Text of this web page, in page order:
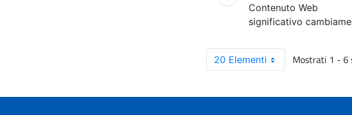
Contenuto Web
significativo
20 Elementi Mostrati 1 - 6